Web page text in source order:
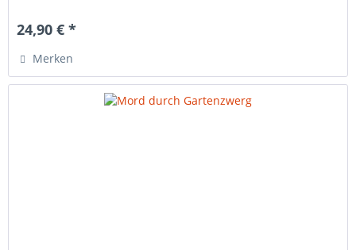
24,90 € *
Merken